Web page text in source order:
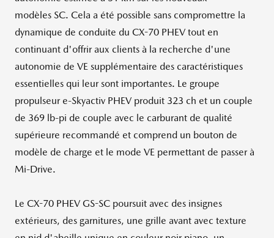
modèles SC. Cela a été possible sans compromettre la
dynamique de conduite du CX-70 PHEV tout en
continuant d'offrir aux clients à la recherche d'une
autonomie de VE supplémentaire des caractéristiques
essentielles qui leur sont importantes. Le groupe
propulseur e-Skyactiv PHEV produit 323 ch et un couple
de 369 lb-pi de couple avec le carburant de qualité
supérieure recommandé et comprend un bouton de
modèle de charge et le mode VE permettant de passer à
Mi-Drive.
Le CX-70 PHEV GS-SC poursuit avec des insignes
extérieurs, des garnitures, une grille avant avec texture